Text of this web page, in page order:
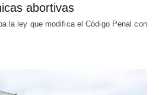
abortivas
la ley que modifica el Código Penal con